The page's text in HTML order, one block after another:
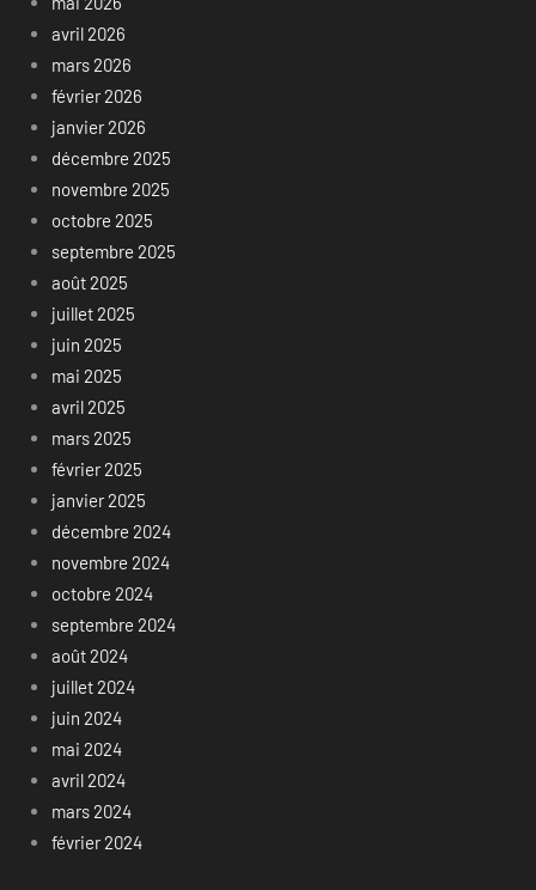
avril 2026
mars 2026
février 2026
janvier 2026
décembre 2025
novembre 2025
octobre 2025
septembre 2025
août 2025
juillet 2025
juin 2025
mai 2025
avril 2025
mars 2025
février 2025
janvier 2025
décembre 2024
novembre 2024
octobre 2024
septembre 2024
août 2024
juillet 2024
juin 2024
mai 2024
avril 2024
mars 2024
février 2024